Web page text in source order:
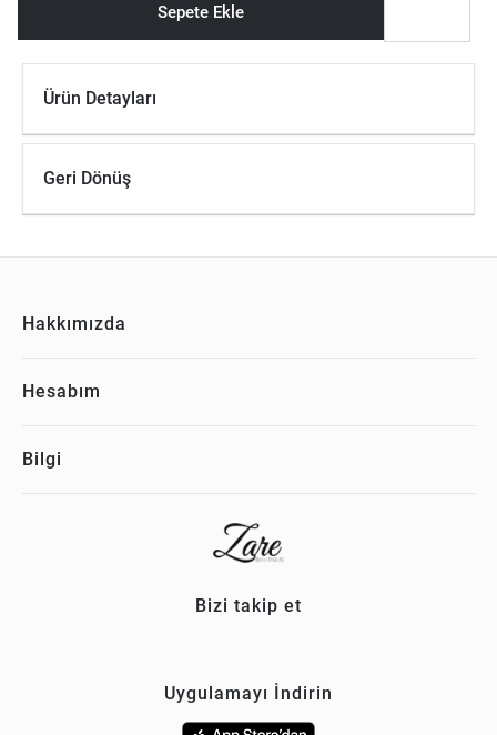
Sepete Ekle
Ürün Detayları
Geri Dönüş
Hakkımızda
Hesabım
Bilgi
Bizi takip et
Uygulamayı İndirin